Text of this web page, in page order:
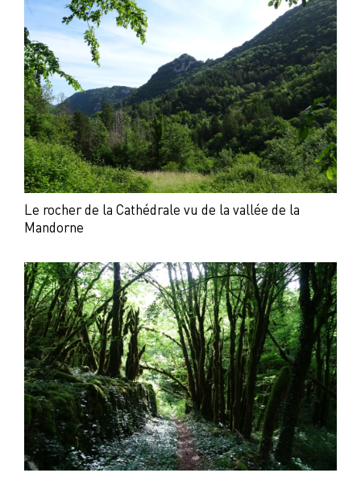
Le rocher de la Cathédrale vu de la vallée de la
Mandorne